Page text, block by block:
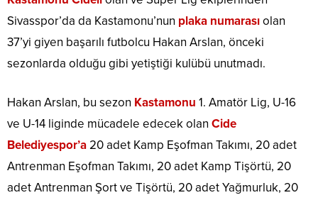
Sivasspor’da da Kastamonu’nun plaka numarasıolan
37’yi giyen başarılı futbolcu Hakan Arslan, önceki
sezonlarda olduğu gibi yetiştiği kulübü unutmadı.
Hakan Arslan, bu sezon Kastamonu 1. Amatör Lig, U-16
ve U-14 liginde mücadele edecek olan Cide
Belediyespor’a 20 adet Kamp Eşofman Takımı, 20 adet
Antrenman Eşofman Takımı, 20 adet Kamp Tişörtü, 20
adet Antrenman Şort ve Tişörtü, 20 adet Yağmurluk, 20